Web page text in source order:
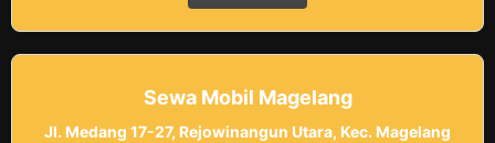
Sewa Mobil Magelang
Jl. Medang 17-27, Rejowinangun Utara, Kec. Magelang